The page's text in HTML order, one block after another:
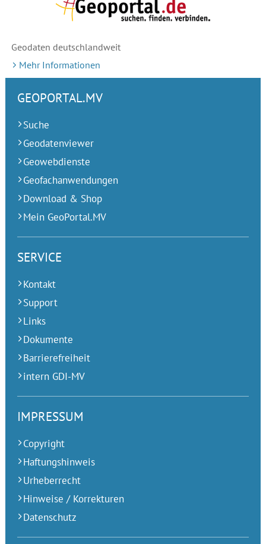
Geodaten deutschlandweit
Mehr Informationen
GEOPORTAL.MV
Suche
Geodatenviewer
Geowebdienste
Geofachanwendungen
Download & Shop
Mein GeoPortal.MV
SERVICE
Kontakt
Support
Links
Dokumente
Barrierefreiheit
intern GDI-MV
IMPRESSUM
Copyright
Haftungshinweis
Urheberrecht
Hinweise / Korrekturen
Datenschutz